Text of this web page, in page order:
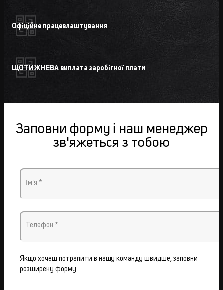
Офіційне працевлаштування
ЩОТИЖНЕВА виплата заробітної плати
Заповни форму і наш менеджер
зв'яжеться з тобою
Імʼя *
Телефон *
Якщо хочеш потрапити в нашу команду швидше, заповни
розширену форму